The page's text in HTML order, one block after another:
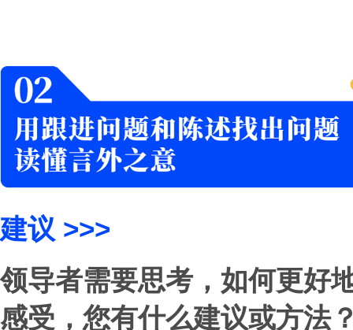
“ 项目XX进行得如何？”
本上引不出更多回答。
要获得更有意义的进度
和开放式的问题，例如
“1 到 10分，你认为项目